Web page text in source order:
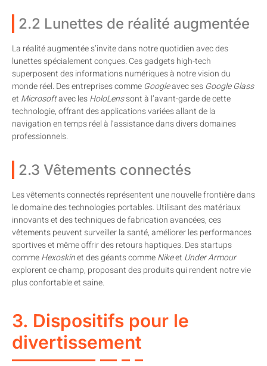
2.2 Lunettes de réalité augmentée
La réalité augmentée s’invite dans notre quotidien avec des
lunettes spécialement conçues. Ces gadgets high-tech
superposent des informations numériques à notre vision du
monde réel. Des entreprises comme Googleavec ses Google Glass
et Microsoftavec lesHoloLenssont à l’avant-garde de cette
technologie, offrant des applications variées allant de la
navigation en temps réel à l’assistance dans divers domaines
professionnels.
2.3 Vêtements connectés
Les vêtements connectés représentent une nouvelle frontière dans
le domaine des technologies portables. Utilisant des matériaux
innovants et des techniques de fabrication avancées, ces
vêtements peuvent surveiller la santé, améliorer les performances
sportives et même offrir des retours haptiques. Des startups
commeHexoskinet des géants commeNikeet Under Armour
explorent ce champ, proposant des produits qui rendent notre vie
plus confortable et saine.
3. Dispositifs pour le
divertissement